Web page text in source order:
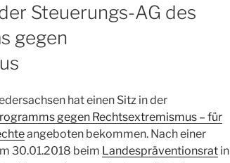
Steuerungs-AG des
gegen
hat einen Sitz in der
gegen Rechtsextremismus – für
angeboten bekommen. Nach einer
30.01.2018 beim Landespräventionsrat in